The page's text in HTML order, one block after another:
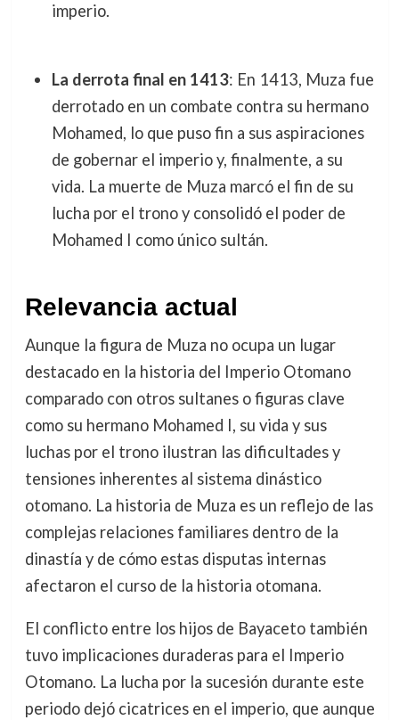
imperio.
La derrota final en 1413: En 1413, Muza fue
derrotado en un combate contra su hermano
Mohamed, lo que puso fin a sus aspiraciones
de gobernar el imperio y, finalmente, a su
vida. La muerte de Muza marcó el fin de su
lucha por el trono y consolidó el poder de
Mohamed I como único sultán.
Relevancia actual
Aunque la figura de Muza no ocupa un lugar
destacado en la historia del Imperio Otomano
comparado con otros sultanes o figuras clave
como su hermano Mohamed I, su vida y sus
luchas por el trono ilustran las dificultades y
tensiones inherentes al sistema dinástico
otomano. La historia de Muza es un reflejo de las
complejas relaciones familiares dentro de la
dinastía y de cómo estas disputas internas
afectaron el curso de la historia otomana.
El conflicto entre los hijos de Bayaceto también
tuvo implicaciones duraderas para el Imperio
Otomano. La lucha por la sucesión durante este
periodo dejó cicatrices en el imperio, que aunque